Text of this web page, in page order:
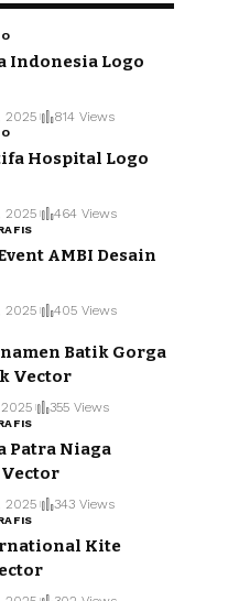
Indonesia Logo
2025 814 Views
Hospital Logo
2025 464 Views
AMBI Desain
2025 405 Views
Batik Gorga
Vector
355 Views
Patra Niaga
2025 343 Views
Kite